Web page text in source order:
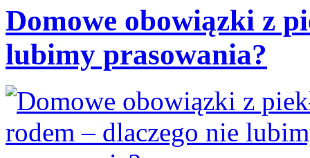
Domowe obowiązki z
lubimy prasowania?